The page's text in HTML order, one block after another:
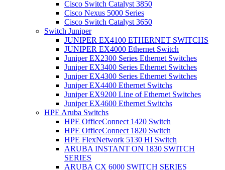
Cisco Switch Catalyst 3850
Cisco Nexus 5000 Series
Cisco Switch Catalyst 3650
Switch Juniper
JUNIPER EX4100 ETHERNET SWITCHS
JUNIPER EX4000 Ethernet Switch
Juniper EX2300 Series Ethernet Switches
Juniper EX3400 Series Ethernet Switches
Juniper EX4300 Series Ethernet Switches
Juniper EX4400 Ethernet Switchs
Juniper EX9200 Line of Ethernet Switches
Juniper EX4600 Ethernet Switchs
HPE Aruba Switchs
HPE OfficeConnect 1420 Switch
HPE OfficeConnect 1820 Switch
HPE FlexNetwork 5130 HI Switch
ARUBA INSTANT ON 1830 SWITCH
SERIES
ARUBA CX 6000 SWITCH SERIES